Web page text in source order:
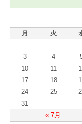
月 火
« 7月
3
4
10
11
17
18
24
25
31